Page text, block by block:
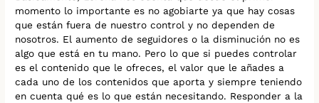
momento lo importante es no agobiarte ya que hay cosas
que están fuera de nuestro control y no dependen de
nosotros. El aumento de seguidores o la disminución no es
algo que está en tu mano. Pero lo que si puedes controlar
es el contenido que le ofreces, el valor que le añades a
cada uno de los contenidos que aporta y siempre teniendo
en cuenta qué es lo que están necesitando. Responder a la